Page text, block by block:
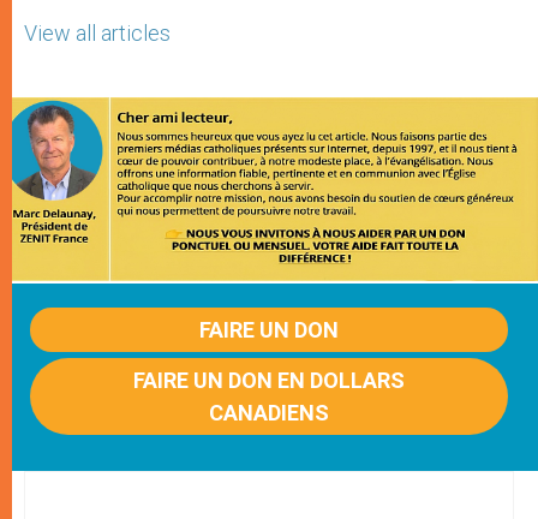
View all articles
FAIRE UN DON
FAIRE UN DON EN DOLLARS
CANADIENS